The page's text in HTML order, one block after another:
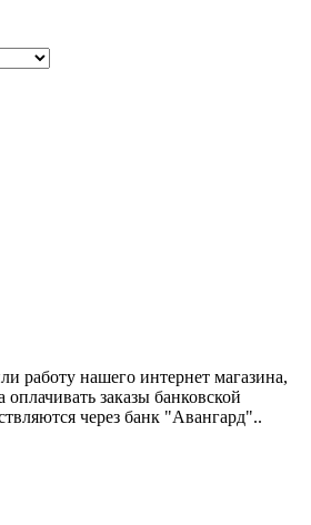
работу нашего интернет магазина,
заказы банковской
через банк "Авангард"..